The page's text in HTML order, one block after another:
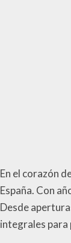
En el corazón
España. Con
Desde
integrales para